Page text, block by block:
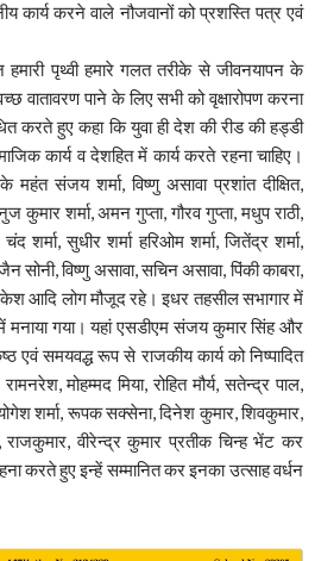
कार्य करने वाले नौजवानों को प्रशस्ति पत्र एवं
पृथ्वी हमारे गलत तरीके से जीवनयापन के
वातावरण पाने के लिए सभी को वृक्षारोपण करना
करते हुए कहा कि युवा ही देश की रीड की हड्डी
कार्य व देशहित में कार्य करते रहना चाहिए।
संजय शर्मा, विष्णु असावा प्रशांत दीक्षित,
कुमार शर्मा, अमन गुप्ता, गौरव गुप्ता, मधुप राठी,
शर्मा, सुधीर शर्मा हरिओम शर्मा, जितेंद्र शर्मा,
सोनी, विष्णु असावा, सचिन असावा, पिंकी काबरा,
आदि लोग मौजूद रहे। इधर तहसील सभागार में
गया। यहां एसडीएम संजय कुमार सिंह और
एवं समयवद्ध रूप से राजकीय कार्य को निष्पादित
मोहम्मद मिया, रोहित मौर्य, सतेन्द्र पाल,
शर्मा, रूपक सक्सेना, दिनेश कुमार, शिवकुमार,
राजकुमार, वीरेन्द्र कुमार प्रतीक चिन्ह भेंट कर
करते हुए इन्हें सम्मानित कर इनका उत्साह वर्धन